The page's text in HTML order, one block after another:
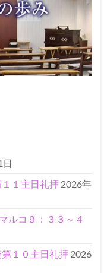
日
１主日礼拝 2026年
ルコ９：３３～４
１０主日礼拝 2026